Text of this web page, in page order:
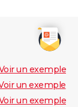
un exemple
un exemple
un exemple